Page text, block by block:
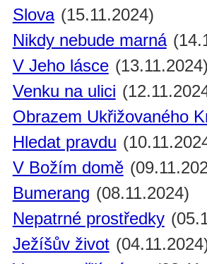
Slova (15.11.2024)
Nikdy nebude marná
V Jeho lásce (13.11.2024)
Venku na ulici
Obrazem Ukřižovaného
Hledat pravdu
V Božím domě
Bumerang (08.11.2024)
Nepatrné prostředky
Ježíšův život